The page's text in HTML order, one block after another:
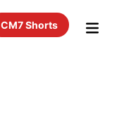
CM7 Shorts